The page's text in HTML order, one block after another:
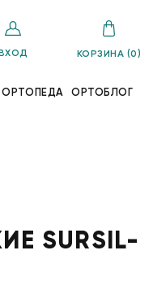
КОРЗИНА (0)
ОРТОПЕДА ОРТОБЛОГ
SURSIL-